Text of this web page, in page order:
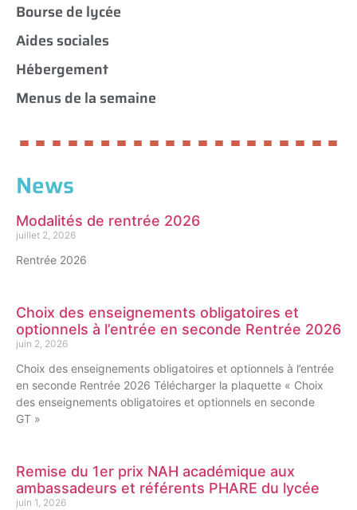
Bourse de lycée
Aides sociales
Hébergement
Menus de la semaine
News
Modalités de rentrée 2026
juillet 2, 2026
Rentrée 2026
Choix des enseignements obligatoires et
optionnels à l’entrée en seconde Rentrée 2026
juin 2, 2026
Choix des enseignements obligatoires et optionnels à l’entrée
en seconde Rentrée 2026 Télécharger la plaquette « Choix
des enseignements obligatoires et optionnels en seconde
GT »
Remise du 1er prix NAH académique aux
ambassadeurs et référents PHARE du lycée
juin 1, 2026